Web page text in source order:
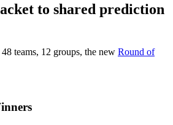
to shared prediction
teams, 12 groups, the new Round of